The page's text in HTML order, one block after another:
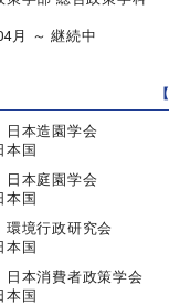
月 ～ 継続中
日本造園学会
本国
日本庭園学会
本国
環境行政研究会
本国
日本消費者政策学会
本国